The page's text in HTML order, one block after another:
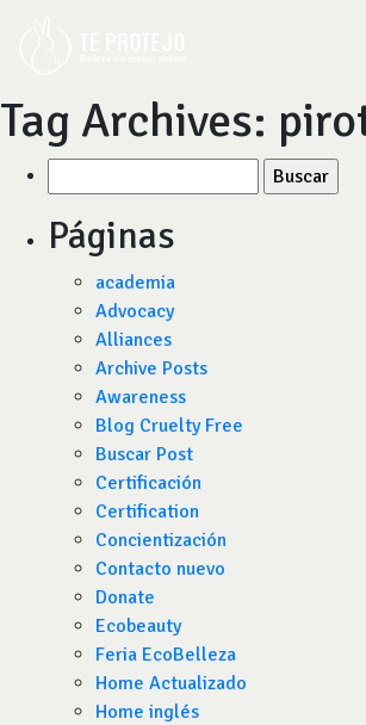
Tag Archives:
por:
Páginas
academia
Advocacy
Alliances
Archive Posts
Awareness
Blog Cruelty Free
Buscar Post
Certificación
Certification
Concientización
Contacto nuevo
Donate
Ecobeauty
Feria EcoBelleza
Home Actualizado
Home inglés